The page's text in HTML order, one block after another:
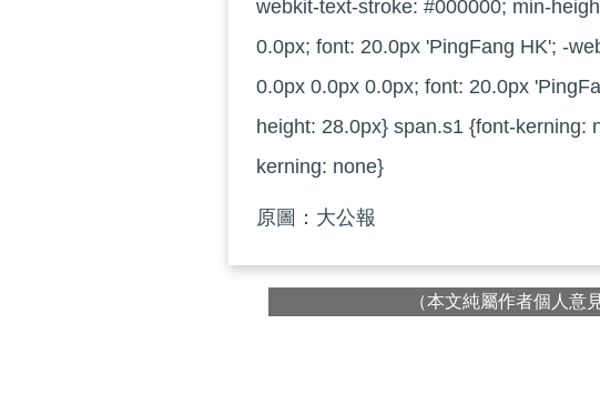
webkit-text-stroke: #000000; min-
0.0px; font: 20.0px 'PingFang HK'; -
0.0px 0.0px 0.0px; font: 20.0px
height: 28.0px} span.s1 {font-kerning:
kerning: none}
原圖：大公報
（本文純屬作者個人意